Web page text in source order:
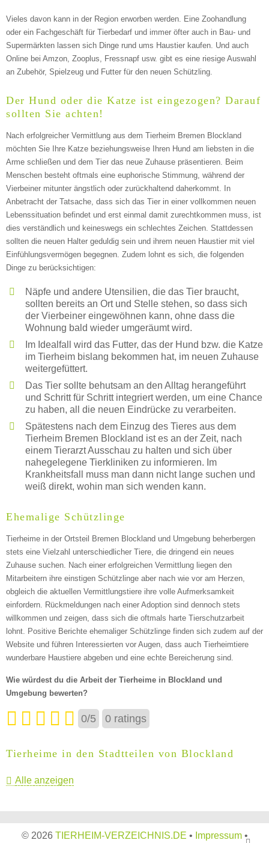
Mit Absenden der Daten akzeptiere ich die
AGB`s.
Vieles davon kann in der Region erworben werden. Eine Zoohandlung
oder ein Fachgeschäft für Tierbedarf und immer öfter auch in Bau- und
Supermärkten lassen sich Dinge rund ums Haustier kaufen. Und auch
Online bei Amzon, Zooplus, Fressnapf usw. gibt es eine riesige Auswahl
an Zubehör, Spielzeug und Futter für den neuen Schützling.
Der Hund oder die Katze ist eingezogen? Darauf
sollten Sie achten!
Nach erfolgreicher Vermittlung aus dem Tierheim Bremen Blockland
möchten Sie Ihre Katze beziehungsweise Ihren Hund am liebsten in die
Arme schließen und dem Tier das neue Zuhause präsentieren. Beim
Menschen besteht oftmals eine euphorische Stimmung, während der
Vierbeiner mitunter ängstlich oder zurückhaltend daherkommt. In
Anbetracht der Tatsache, dass sich das Tier in einer vollkommen neuen
Lebenssituation befindet und erst einmal damit zurechtkommen muss, ist
dies verständlich und keineswegs ein schlechtes Zeichen. Stattdessen
sollten die neuen Halter geduldig sein und ihrem neuen Haustier mit viel
Einfühlungsvermögen begegnen. Zudem lohnt es sich, die folgenden
Dinge zu berücksichtigen:
Näpfe und andere Utensilien, die das Tier braucht,
sollten bereits an Ort und Stelle stehen, so dass sich
der Vierbeiner eingewöhnen kann, ohne dass die
Wohnung bald wieder umgeräumt wird.
Im Idealfall wird das Futter, das der Hund bzw. die Katze
im Tierheim bislang bekommen hat, im neuen Zuhause
weitergefüttert.
Das Tier sollte behutsam an den Alltag herangeführt
und Schritt für Schritt integriert werden, um eine Chance
zu haben, all die neuen Eindrücke zu verarbeiten.
Spätestens nach dem Einzug des Tieres aus dem
Tierheim Bremen Blockland ist es an der Zeit, nach
einem Tierarzt Ausschau zu halten und sich über
nahegelegene Tierkliniken zu informieren. Im
Krankheitsfall muss man dann nicht lange suchen und
weiß direkt, wohin man sich wenden kann.
Ehemalige Schützlinge
Tierheime in der Ortsteil Bremen Blockland und Umgebung beherbergen
stets eine Vielzahl unterschiedlicher Tiere, die dringend ein neues
Zuhause suchen. Nach einer erfolgreichen Vermittlung liegen den
Mitarbeitern ihre einstigen Schützlinge aber nach wie vor am Herzen,
obgleich die aktuellen Vermittlungstiere ihre volle Aufmerksamkeit
einfordern. Rückmeldungen nach einer Adoption sind dennoch stets
willkommen und zeigen, dass sich die oftmals harte Tierschutzarbeit
lohnt. Positive Berichte ehemaliger Schützlinge finden sich zudem auf der
Website und führen Interessierten vor Augen, dass auch Tierheimtiere
wunderbare Haustiere abgeben und eine echte Bereicherung sind.
Wie würdest du die Arbeit der Tierheime in Blockland und
Umgebung bewerten?
0/5 0 ratings
Tierheime in den Stadtteilen von Blockland
Alle anzeigen
© 2026 TIERHEIM-VERZEICHNIS.DE • Impressum•